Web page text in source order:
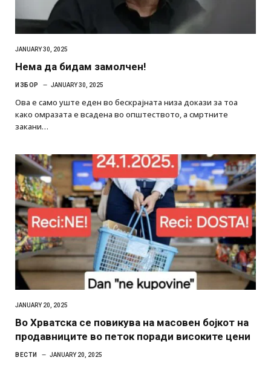
JANUARY 30, 2025
Нема да бидам замолчен!
ИЗБОР JANUARY 30, 2025
Ова е само уште еден во бескрајната низа докази за тоа
како омразата е всадена во општеството, а смртните
закани…
JANUARY 20, 2025
Во Хрватска се повикува на масовен бојкот на
продавниците во петок поради високите цени
ВЕСТИ JANUARY 20, 2025